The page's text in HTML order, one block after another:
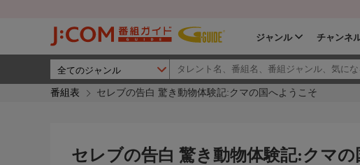
ジャンル チャンネ
番組表 セレブの告白 驚き動物体験記:クマの国へようこそ
セレブの告白 驚き動物体験記:クマ